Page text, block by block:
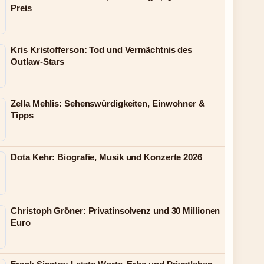
Preis
Kris Kristofferson: Tod und Vermächtnis des
Outlaw-Stars
Zella Mehlis: Sehenswürdigkeiten, Einwohner &
Tipps
Dota Kehr: Biografie, Musik und Konzerte 2026
Christoph Gröner: Privatinsolvenz und 30 Millionen
Euro